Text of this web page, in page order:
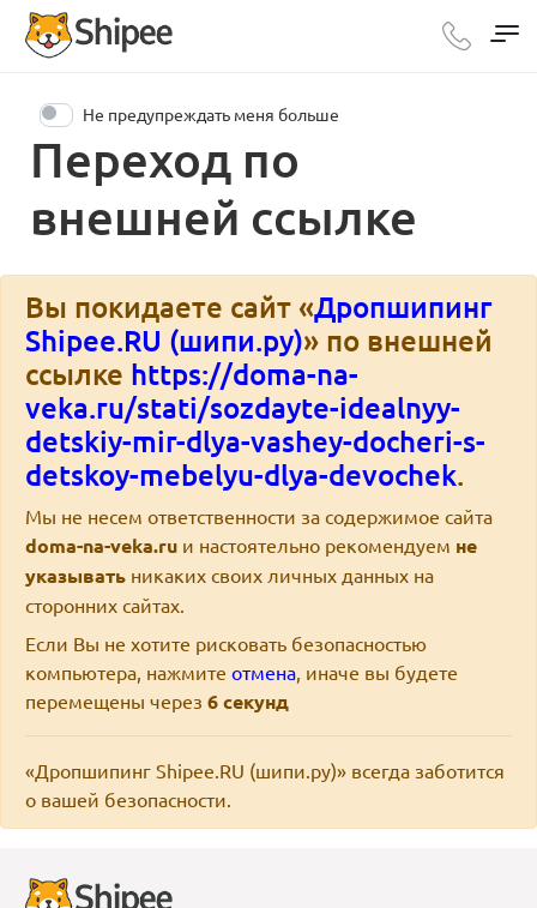
Переход по
внешней ссылке
Не предупреждать меня больше
Вы покидаете сайт «Дропшипинг
Shipee.RU (шипи.ру)» по внешней
ссылке https://doma-na-
veka.ru/stati/sozdayte-idealnyy-
detskiy-mir-dlya-vashey-docheri-s-
detskoy-mebelyu-dlya-devochek.
Мы не несем ответственности за содержимое сайта
doma-na-veka.ru и настоятельно рекомендуем не
указывать никаких своих личных данных на
сторонних сайтах.
Если Вы не хотите рисковать безопасностью
компьютера, нажмите отмена, иначе вы будете
перемещены через 6секунд
«Дропшипинг Shipee.RU (шипи.ру)» всегда заботится
о вашей безопасности.